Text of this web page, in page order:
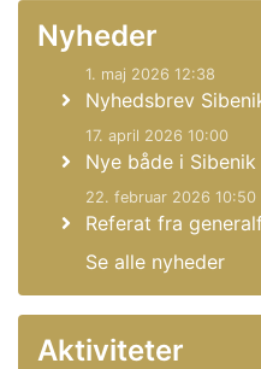
Nyheder
1. maj 2026 12:38
Nyhedsbrev
17. april 2026 10:00
Nye både i Sibenik
22. februar 2026 10:50
Referat fra
Se alle nyheder
Aktiviteter